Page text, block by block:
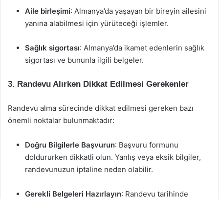
Aile birleşimi: Almanya’da yaşayan bir bireyin ailesini
yanına alabilmesi için yürüteceği işlemler.
Sağlık sigortası: Almanya’da ikamet edenlerin sağlık
sigortası ve bununla ilgili belgeler.
3. Randevu Alırken Dikkat Edilmesi Gerekenler
Randevu alma sürecinde dikkat edilmesi gereken bazı
önemli noktalar bulunmaktadır:
Doğru Bilgilerle Başvurun: Başvuru formunu
doldururken dikkatli olun. Yanlış veya eksik bilgiler,
randevunuzun iptaline neden olabilir.
Gerekli Belgeleri Hazırlayın: Randevu tarihinde